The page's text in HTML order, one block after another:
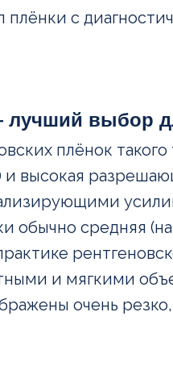
с
выбор
плёнок
и высокая
обычно средняя
и мягкими
очень